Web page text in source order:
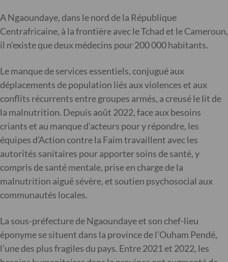
A Ngaoundaye, dans le nord de la République
Centrafricaine, à la frontière avec le Tchad et le Cameroun,
il n’existe que deux médecins pour 200 000 habitants.
Le manque de services essentiels, conjugué aux
déplacements de population liés aux violences et aux
conflits récurrents entre groupes armés, a creusé le lit de
la malnutrition. Depuis août 2022, face aux besoins
criants et au manque d’acteurs pour y répondre, les
équipes d’Action contre la Faim travaillent avec les
autorités sanitaires pour apporter soins de santé, y
compris de santé mentale, prise en charge de la
malnutrition aiguë sévère, et soutien psychosocial aux
communautés locales.
La sous-préfecture de Ngaoundaye et son chef-lieu
éponyme se situent dans la province de l’Ouham Pendé,
l’une des plus fragiles du pays. Entre 2021 et 2022, les